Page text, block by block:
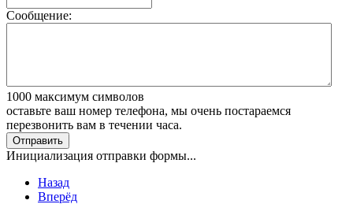
Сообщение:
1000 максимум символов
оставьте ваш номер телефона, мы очень постараемся
перезвонить вам в течении часа.
Отправить
Инициализация отправки формы...
Назад
Вперёд